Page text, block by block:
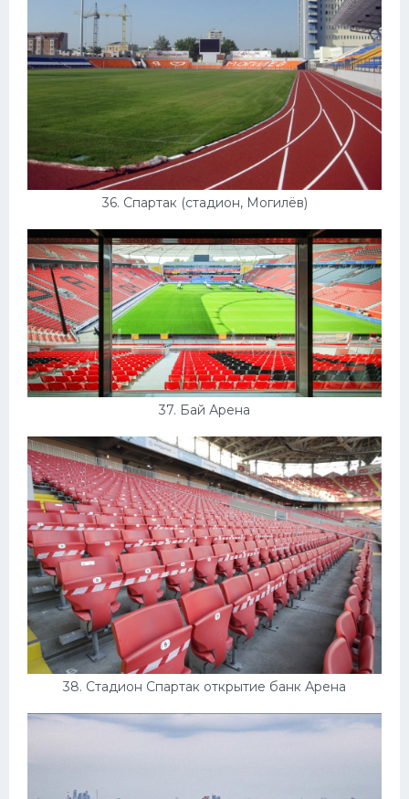
36. Спартак (стадион, Могилёв)
37. Бай Арена
38. Стадион Спартак открытие банк Арена